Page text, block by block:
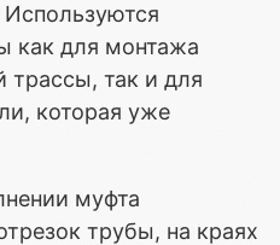
как для монтажа
трассы, так и для
которая уже
муфта
трубы, на краях